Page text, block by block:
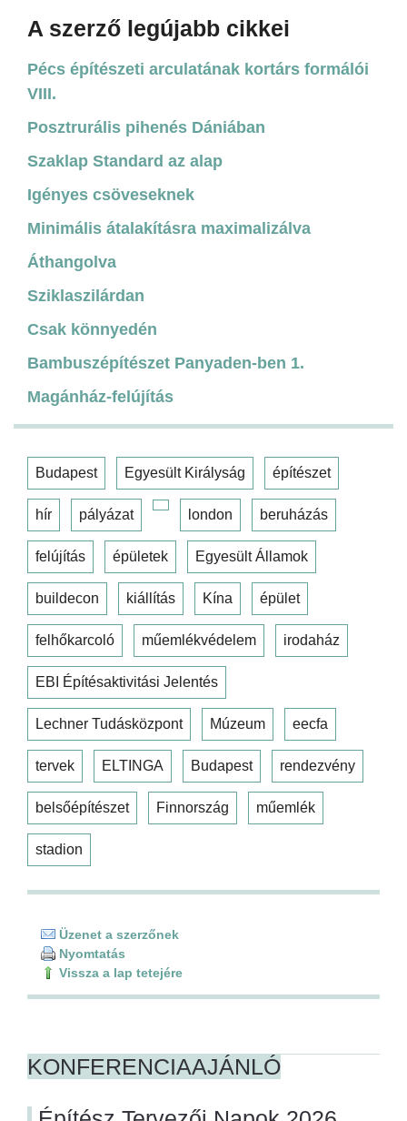
A szerző legújabb cikkei
Pécs építészeti arculatának kortárs formálói
VIII.
Posztrurális pihenés Dániában
Szaklap Standard az alap
Igényes csöveseknek
Minimális átalakításra maximalizálva
Áthangolva
Sziklaszilárdan
Csak könnyedén
Bambuszépítészet Panyaden-ben 1.
Magánház-felújítás
Budapest Egyesült Királyság építészet
hír pályázat london beruházás
felújítás épületek Egyesült Államok
buildecon kiállítás Kína épület
felhőkarcoló műemlékvédelem irodaház
EBI Építésaktivitási Jelentés
Lechner Tudásközpont Múzeum eecfa
tervek ELTINGA Budapest rendezvény
belsőépítészet Finnország műemlék
stadion
Üzenet a szerzőnek
Nyomtatás
Vissza a lap tetejére
KONFERENCIAAJÁNLÓ